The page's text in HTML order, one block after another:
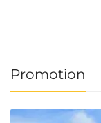
Promotion